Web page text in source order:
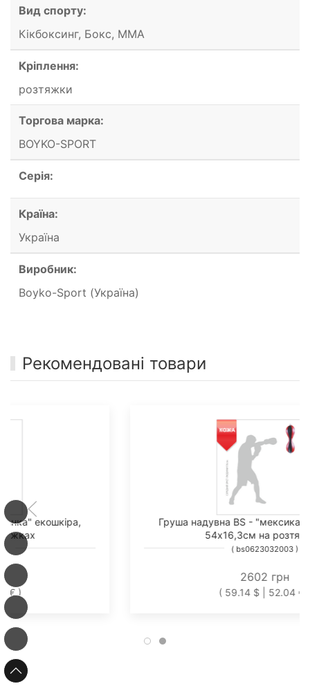
Вид спорту:
Кікбоксинг, Бокс, ММА
Кріплення:
розтяжки
Торгова марка:
BOYKO-SPORT
Серія:
Країна:
Україна
Виробник:
Boyko-Sport (Україна)
Рекомендовані товари
Груша надувна BS - "мексиканка" екошкіра,
54х16,3см на розтяжках
( bs0623032003 )